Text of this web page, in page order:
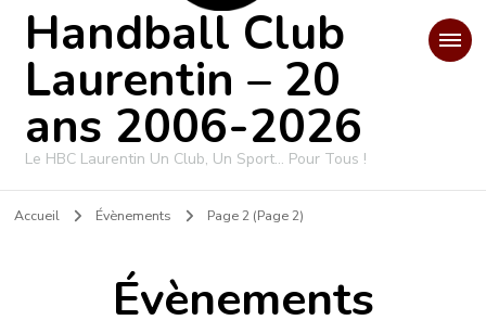
Handball Club
Laurentin – 20
ans 2006-2026
Le HBC Laurentin Un Club, Un Sport… Pour Tous !
Accueil Évènements Page 2 (Page 2)
Évènements